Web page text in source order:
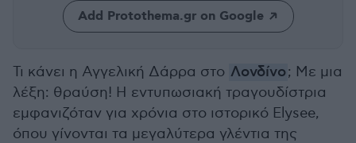
Add Protothema.gr on Google
Τι κάνει η Αγγελική Δάρρα στο Λονδίνο; Με μια
λέξη: θραύση! Η εντυπωσιακή τραγουδίστρια
εμφανιζόταν για χρόνια στο ιστορικό Elysee,
όπου γίνονται τα μεγαλύτερα γλέντια της